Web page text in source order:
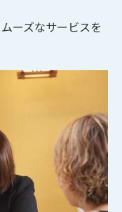
ーズなサービスを